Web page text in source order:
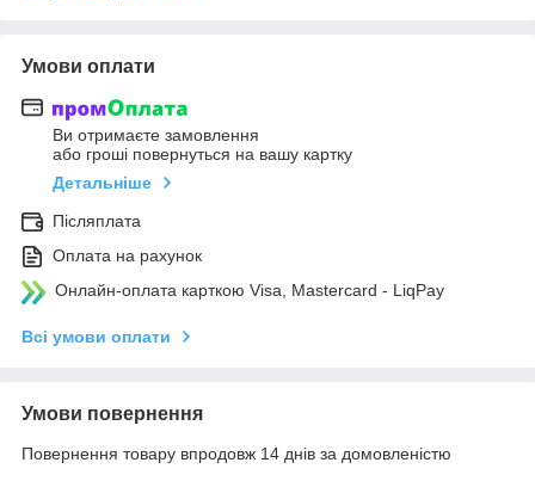
Умови оплати
Ви отримаєте замовлення
або гроші повернуться на вашу картку
Детальніше
Післяплата
Оплата на рахунок
Онлайн-оплата карткою Visa, Mastercard - LiqPay
Всі умови оплати
Умови повернення
Повернення товару впродовж 14 днів за домовленістю